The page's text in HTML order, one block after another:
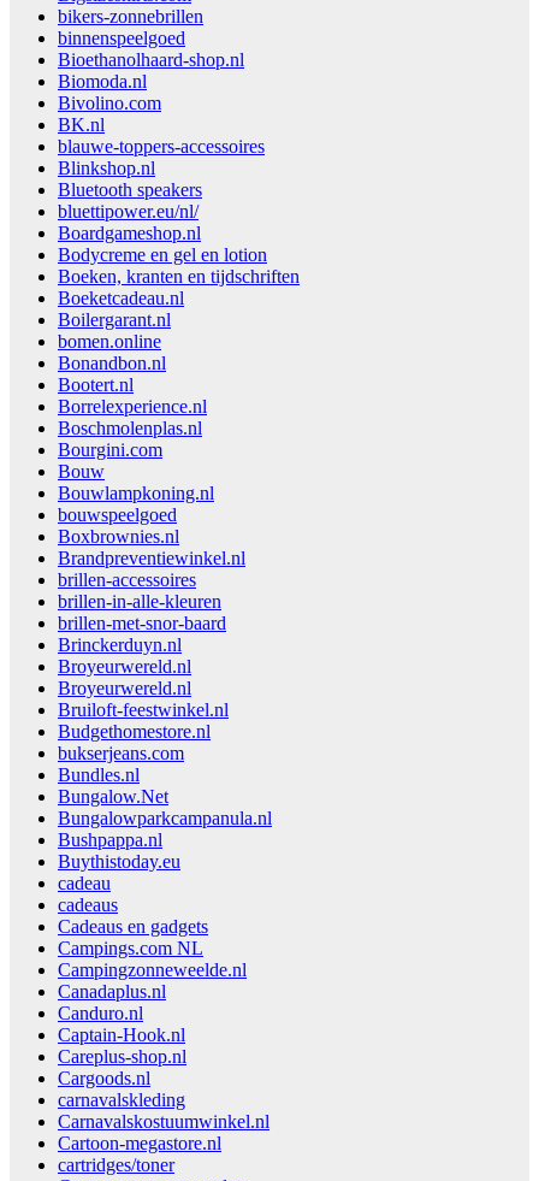
bikers-zonnebrillen
binnenspeelgoed
Bioethanolhaard-shop.nl
Biomoda.nl
Bivolino.com
BK.nl
blauwe-toppers-accessoires
Blinkshop.nl
Bluetooth speakers
bluettipower.eu/nl/
Boardgameshop.nl
Bodycreme en gel en lotion
Boeken, kranten en tijdschriften
Boeketcadeau.nl
Boilergarant.nl
bomen.online
Bonandbon.nl
Bootert.nl
Borrelexperience.nl
Boschmolenplas.nl
Bourgini.com
Bouw
Bouwlampkoning.nl
bouwspeelgoed
Boxbrownies.nl
Brandpreventiewinkel.nl
brillen-accessoires
brillen-in-alle-kleuren
brillen-met-snor-baard
Brinckerduyn.nl
Broyeurwereld.nl
Broyeurwereld.nl
Bruiloft-feestwinkel.nl
Budgethomestore.nl
bukserjeans.com
Bundles.nl
Bungalow.Net
Bungalowparkcampanula.nl
Bushpappa.nl
Buythistoday.eu
cadeau
cadeaus
Cadeaus en gadgets
Campings.com NL
Campingzonneweelde.nl
Canadaplus.nl
Canduro.nl
Captain-Hook.nl
Careplus-shop.nl
Cargoods.nl
carnavalskleding
Carnavalskostuumwinkel.nl
Cartoon-megastore.nl
cartridges/toner